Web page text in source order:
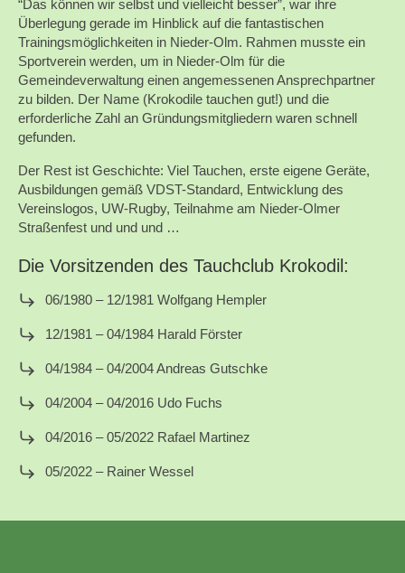
“Das können wir selbst und vielleicht besser”, war ihre
Überlegung gerade im Hinblick auf die fantastischen
Trainingsmöglichkeiten in Nieder-Olm. Rahmen musste ein
Sportverein werden, um in Nieder-Olm für die
Gemeindeverwaltung einen angemessenen Ansprechpartner
zu bilden. Der Name (Krokodile tauchen gut!) und die
erforderliche Zahl an Gründungsmitgliedern waren schnell
gefunden.
Der Rest ist Geschichte: Viel Tauchen, erste eigene Geräte,
Ausbildungen gemäß VDST-Standard, Entwicklung des
Vereinslogos, UW-Rugby, Teilnahme am Nieder-Olmer
Straßenfest und und und …
Die Vorsitzenden des Tauchclub Krokodil:
06/1980 – 12/1981 Wolfgang Hempler
12/1981 – 04/1984 Harald Förster
04/1984 – 04/2004 Andreas Gutschke
04/2004 – 04/2016 Udo Fuchs
04/2016 – 05/2022 Rafael Martinez
05/2022 – Rainer Wessel